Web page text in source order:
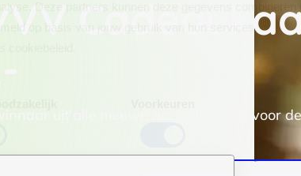
Deze partners kunnen deze gegevens
op basis van jouw gebruik van hun services.
uit alle nieuwe aanmeldingen voor